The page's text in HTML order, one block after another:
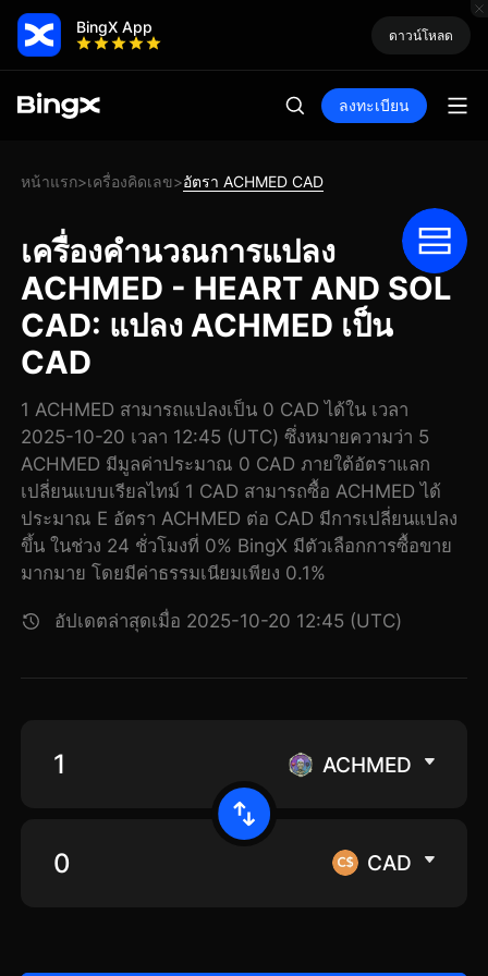
BingX App ดาวน์โหลด
ลงทะเบียน
หน้าแรก>เครื่องคิดเลข>อัตรา ACHMED CAD
เครื่องคำนวณการแปลง
ACHMED - HEART AND SOL
CAD: แปลง ACHMED เป็น
CAD
1 ACHMED สามารถแปลงเป็น 0 CAD ได้ใน เวลา
2025-10-20 เวลา 12:45 (UTC) ซึ่งหมายความว่า 5
ACHMED มีมูลค่าประมาณ 0 CAD ภายใต้อัตราแลก
เปลี่ยนแบบเรียลไทม์ 1 CAD สามารถซื้อ ACHMED ได้
ประมาณ E อัตรา ACHMED ต่อ CAD มีการเปลี่ยนแปลง
ขึ้น ในช่วง 24 ชั่วโมงที่ 0% BingX มีตัวเลือกการซื้อขาย
มากมาย โดยมีค่าธรรมเนียมเพียง 0.1%
อัปเดตล่าสุดเมื่อ 2025-10-20 12:45 (UTC)
ACHMED
CAD